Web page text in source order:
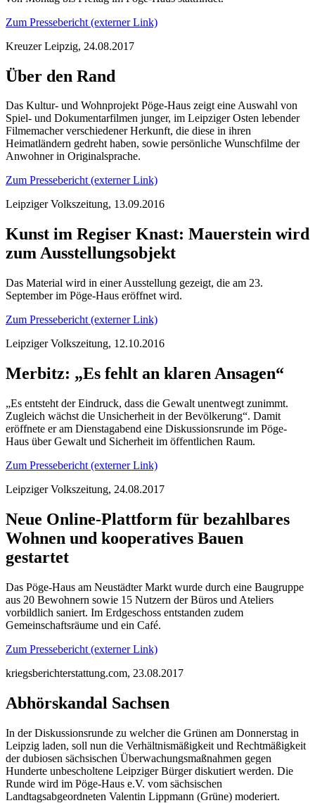
Zum Pressebericht (externer Link)
Kreuzer Leipzig, 24.08.2017
Über den Rand
Das Kultur- und Wohnprojekt Pöge-Haus zeigt eine Auswahl von
Spiel- und Dokumentarfilmen junger, im Leipziger Osten lebender
Filmemacher verschiedener Herkunft, die diese in ihren
Heimatländern gedreht haben, sowie persönliche Wunschfilme der
Anwohner in Originalsprache.
Zum Pressebericht (externer Link)
Leipziger Volkszeitung, 13.09.2016
Kunst im Regiser Knast: Mauerstein wird
zum Ausstellungsobjekt
Das Material wird in einer Ausstellung gezeigt, die am 23.
September im Pöge-Haus eröffnet wird.
Zum Pressebericht (externer Link)
Leipziger Volkszeitung, 12.10.2016
Merbitz: „Es fehlt an klaren Ansagen“
„Es entsteht der Eindruck, dass die Gewalt unentwegt zunimmt.
Zugleich wächst die Unsicherheit in der Bevölkerung“. Damit
eröffnete er am Dienstagabend eine Diskussionsrunde im Pöge-
Haus über Gewalt und Sicherheit im öffentlichen Raum.
Zum Pressebericht (externer Link)
Leipziger Volkszeitung, 24.08.2017
Neue Online-Plattform für bezahlbares
Wohnen und kooperatives Bauen
gestartet
Das Pöge-Haus am Neustädter Markt wurde durch eine Baugruppe
aus 20 Bewohnern sowie 15 Nutzern der Büros und Ateliers
vorbildlich saniert. Im Erdgeschoss entstanden zudem
Gemeinschaftsräume und ein Café.
Zum Pressebericht (externer Link)
kriegsberichterstattung.com, 23.08.2017
Abhörskandal Sachsen
In der Diskussionsrunde zu welcher die Grünen am Donnerstag in
Leipzig laden, soll nun die Verhältnismäßigkeit und Rechtmäßigkeit
der dubiosen sächsischen Überwachungsmaßnahmen gegen
Hunderte unbescholtene Leipziger Bürger diskutiert werden. Die
Runde wird im Pöge-Haus e.V. vom sächsischen
Landtagsabgeordneten Valentin Lippmann (Grüne) moderiert.